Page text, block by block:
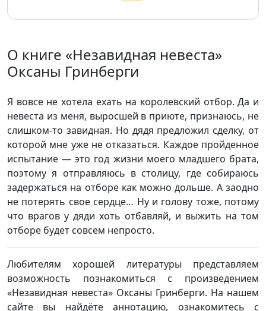
О книге «Незавидная невеста»
Оксаны Гринберги
Я вовсе не хотела ехать на королевский отбор. Да и
невеста из меня, выросшей в приюте, признаюсь, не
слишком-то завидная. Но дядя предложил сделку, от
которой мне уже не отказаться. Каждое пройденное
испытание — это год жизни моего младшего брата,
поэтому я отправляюсь в столицу, где собираюсь
задержаться на отборе как можно дольше. А заодно
не потерять свое сердце… Ну и голову тоже, потому
что врагов у дяди хоть отбавляй, и выжить на том
отборе будет совсем непросто.
Любителям хорошей литературы представляем
возможность познакомиться с произведением
«Незавидная невеста» Оксаны Гринберги. На нашем
сайте вы найдёте аннотацию, ознакомитесь с